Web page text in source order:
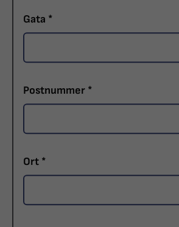
Gata *
Postnummer *
Ort *